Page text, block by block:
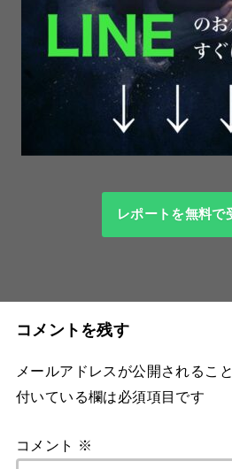
レポートを無料で
コメントを残す
メールアドレスが公開されるこ
付いている欄は必須項目です
コメント ※